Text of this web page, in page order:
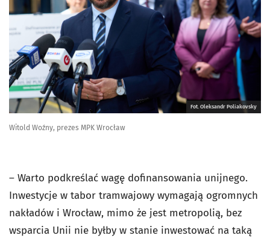
Fot. Oleksandr Poliakovsky
Witold Woźny, prezes MPK Wrocław
– Warto podkreślać wagę dofinansowania unijnego.
Inwestycje w tabor tramwajowy wymagają ogromnych
nakładów i Wrocław, mimo że jest metropolią, bez
wsparcia Unii nie byłby w stanie inwestować na taką